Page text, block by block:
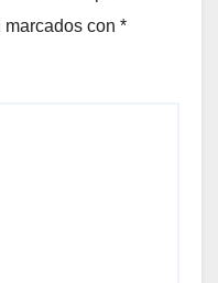
marcados con *